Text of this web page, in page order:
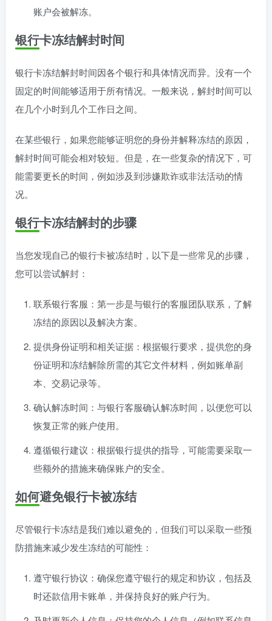
账户会被解冻。
银行卡冻结解封时间
银行卡冻结解封时间因各个银行和具体情况而异。没有一个
固定的时间能够适用于所有情况。一般来说，解封时间可以
在几个小时到几个工作日之间。
在某些银行，如果您能够证明您的身份并解释冻结的原因，
解封时间可能会相对较短。但是，在一些复杂的情况下，可
能需要更长的时间，例如涉及到涉嫌欺诈或非法活动的情
况。
银行卡冻结解封的步骤
当您发现自己的银行卡被冻结时，以下是一些常见的步骤，
您可以尝试解封：
联系银行客服：第一步是与银行的客服团队联系，了解
冻结的原因以及解决方案。
提供身份证明和相关证据：根据银行要求，提供您的身
份证明和冻结解除所需的其它文件材料，例如账单副
本、交易记录等。
确认解冻时间：与银行客服确认解冻时间，以便您可以
恢复正常的账户使用。
遵循银行建议：根据银行提供的指导，可能需要采取一
些额外的措施来确保账户的安全。
如何避免银行卡被冻结
尽管银行卡冻结是我们难以避免的，但我们可以采取一些预
防措施来减少发生冻结的可能性：
遵守银行协议：确保您遵守银行的规定和协议，包括及
时还款信用卡账单，并保持良好的账户行为。